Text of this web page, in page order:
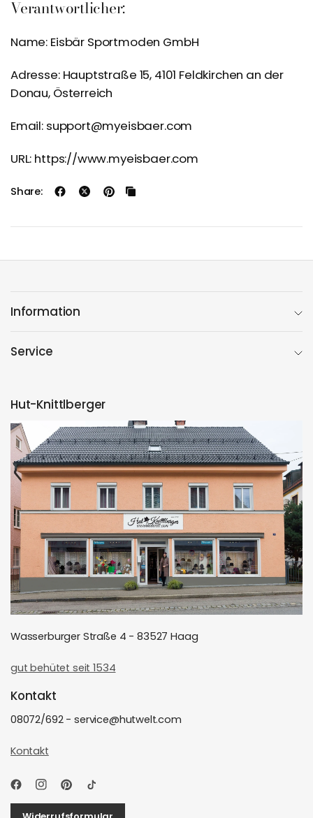
Verantwortlicher:
Name: Eisbär Sportmoden GmbH
Adresse: Hauptstraße 15, 4101 Feldkirchen an der
Donau, Österreich
Email: support@myeisbaer.com
URL: https://www.myeisbaer.com
Share:
Information
Service
Hut-Knittlberger
Wasserburger Straße 4 - 83527 Haag
gut behütet seit 1534
Kontakt
08072/692 - service@hutwelt.com
Kontakt